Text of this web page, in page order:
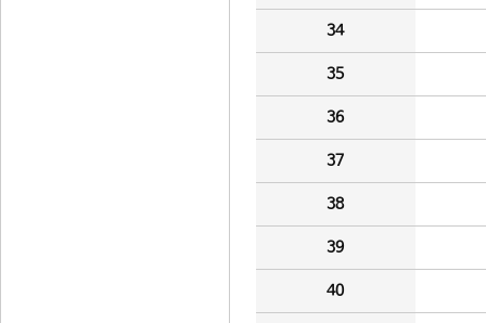
34
35
36
37
38
39
40